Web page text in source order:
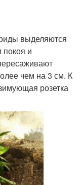
выделяются
покоя и
чем на 3 см. К
розетка